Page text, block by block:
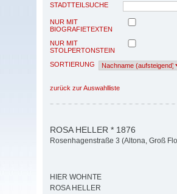
STADTTEILSUCHE
NUR MIT
BIOGRAFIETEXTEN
NUR MIT
STOLPERTONSTEIN
SORTIERUNG
zurück zur Auswahlliste
ROSA HELLER * 1876
Rosenhagenstraße 3 (Altona, Groß
HIER WOHNTE
ROSA HELLER